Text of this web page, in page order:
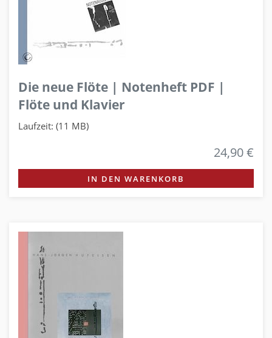
Die neue Flöte | Notenheft PDF |
Flöte und Klavier
Laufzeit: (11 MB)
24,90 €
IN DEN WARENKORB